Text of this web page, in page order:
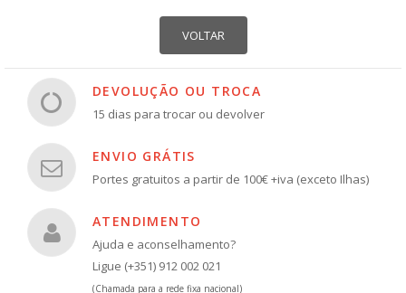
DEVOLUÇÃO OU TROCA
15 dias para trocar ou devolver
ENVIO GRÁTIS
Portes gratuitos a partir de 100€ +iva (exceto Ilhas)
ATENDIMENTO
Ajuda e aconselhamento?
Ligue (+351) 912 002 021
(Chamada para a rede fixa nacional)